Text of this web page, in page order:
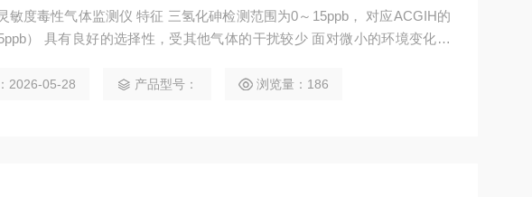
仪 特征 三氢化砷检测范围为0～15ppb， 对应ACGIH的
） 具有良好的选择性，受其他气体的干扰较少 面对微小的环境变化也
2026-05-28 产品型号： 浏览量：186